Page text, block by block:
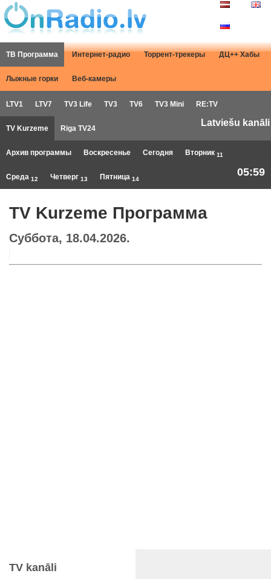
ТВ Программа Интернет-радио Торрент-трекеры ДЦ++ Хабы
Лыжные горки Веб-камеры
LTV1 LTV7 TV3 Life TV3 TV6 TV3 Mini RE:TV
TV Kurzeme Riga TV24
Latviešu kanāli
Архив программы Воскресенье Сегодня Вторник 11
Среда 12 Четверг 13 Пятница 14
05:59
TV Kurzeme Программа
Суббота, 18.04.2026.
TV kanāli